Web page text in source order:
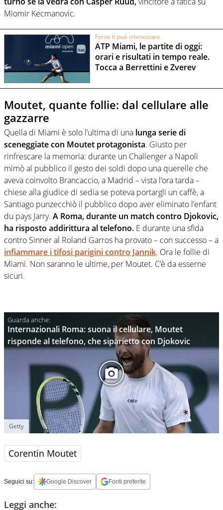
Miomir Kecmanovic.
Forse ti può interessare
ATP Miami, le partite di oggi:
orari e risultati in tempo reale.
Tocca a Berrettini e Zverev
Moutet, quante follie: dal cellulare alle
gazzarre
Quella di Miami è solo l’ultima di una lunga serie di
sceneggiate con Moutet protagonista. Giusto per
rinfrescare la memoria: durante un Challenger a Napoli
mimò al pubblico il gesto dei soldi dopo una querelle che
aveva coinvolto Brancaccio, a Madrid – vista l’ora tarda –
chiese alla giudice di sedia se poteva portargli un caffè, a
Santiago punzecchiò il pubblico dopo aver eliminato l’enfant
du pays Jarry. A Roma, durante un match contro Djokovic,
ha risposto addirittura al telefono. E durante una sfida
contro Sinner al Roland Garros ha provato – con successo – a
infiammare i tifosi parigini contro Jannik. Ora le follie di
Miami. Non saranno le ultime, per Moutet. C’è da esserne
sicuri.
Internazionali Roma: suona il cellulare, Moutet
risponde al telefono, che siparietto con Djokovic
Getty
Corentin Moutet
Seguici su: Google Discover Fonti preferite
Leggi anche: